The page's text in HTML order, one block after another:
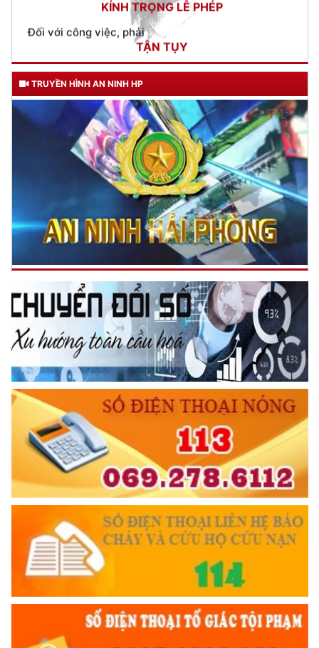
Đối với địch, phải
CƯƠNG QUYẾT, KHÔN KHÉO
Trích thư Chủ tịch Hồ Chí Minh
gửi Công an Khu XII,
ngày 11 tháng 3 năm 1948.
TRUYỀN HÌNH AN NINH HP